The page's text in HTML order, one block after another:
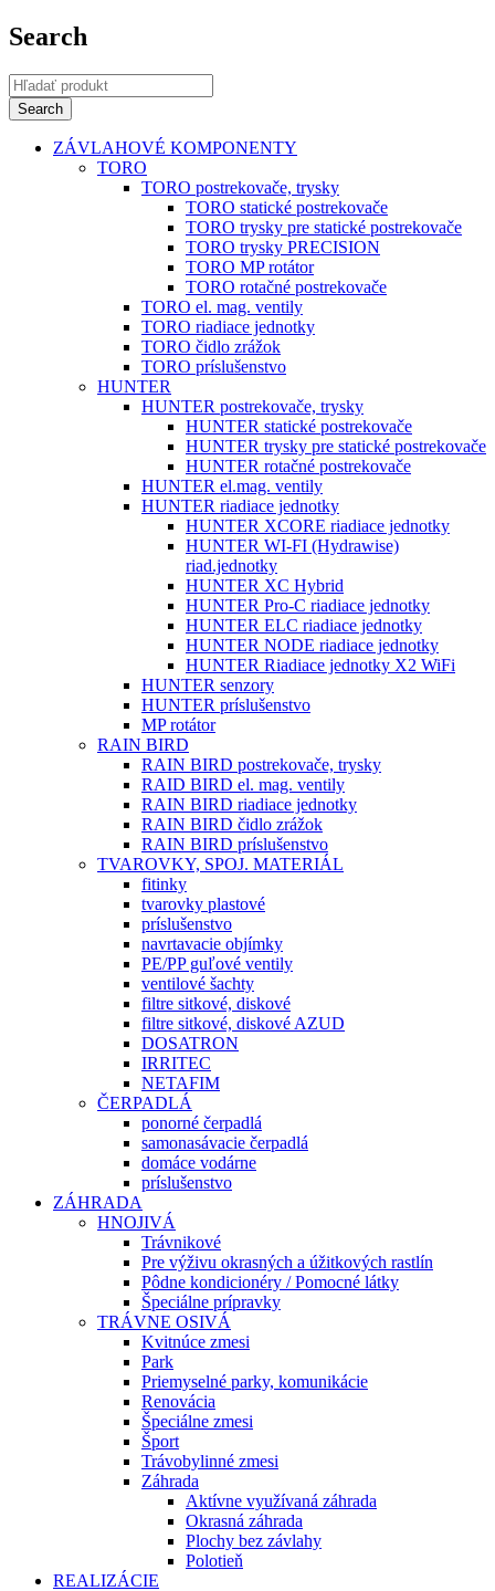
Search
ZÁVLAHOVÉ KOMPONENTY
TORO
TORO postrekovače, trysky
TORO statické postrekovače
TORO trysky pre statické postrekovače
TORO trysky PRECISION
TORO MP rotátor
TORO rotačné postrekovače
TORO el. mag. ventily
TORO riadiace jednotky
TORO čidlo zrážok
TORO príslušenstvo
HUNTER
HUNTER postrekovače, trysky
HUNTER statické postrekovače
HUNTER trysky pre statické postrekovače
HUNTER rotačné postrekovače
HUNTER el.mag. ventily
HUNTER riadiace jednotky
HUNTER XCORE riadiace jednotky
HUNTER WI-FI (Hydrawise)
riad.jednotky
HUNTER XC Hybrid
HUNTER Pro-C riadiace jednotky
HUNTER ELC riadiace jednotky
HUNTER NODE riadiace jednotky
HUNTER Riadiace jednotky X2 WiFi
HUNTER senzory
HUNTER príslušenstvo
MP rotátor
RAIN BIRD
RAIN BIRD postrekovače, trysky
RAID BIRD el. mag. ventily
RAIN BIRD riadiace jednotky
RAIN BIRD čidlo zrážok
RAIN BIRD príslušenstvo
TVAROVKY, SPOJ. MATERIÁL
fitinky
tvarovky plastové
príslušenstvo
navrtavacie objímky
PE/PP guľové ventily
ventilové šachty
filtre sitkové, diskové
filtre sitkové, diskové AZUD
DOSATRON
IRRITEC
NETAFIM
ČERPADLÁ
ponorné čerpadlá
samonasávacie čerpadlá
domáce vodárne
príslušenstvo
ZÁHRADA
HNOJIVÁ
Trávnikové
Pre výživu okrasných a úžitkových rastlín
Pôdne kondicionéry / Pomocné látky
Špeciálne prípravky
TRÁVNE OSIVÁ
Kvitnúce zmesi
Park
Priemyselné parky, komunikácie
Renovácia
Špeciálne zmesi
Šport
Trávobylinné zmesi
Záhrada
Aktívne využívaná záhrada
Okrasná záhrada
Plochy bez závlahy
Polotieň
REALIZÁCIE